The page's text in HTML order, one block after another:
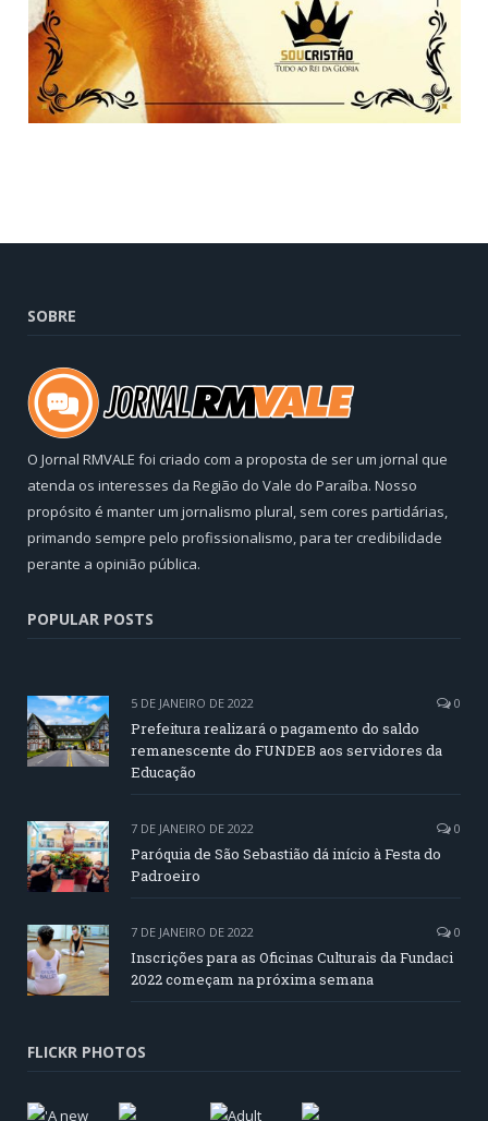
SOBRE
O Jornal RMVALE foi criado com a proposta de ser um jornal que
atenda os interesses da Região do Vale do Paraíba. Nosso
propósito é manter um jornalismo plural, sem cores partidárias,
primando sempre pelo profissionalismo, para ter credibilidade
perante a opinião pública.
POPULAR POSTS
5 DE JANEIRO DE 2022 0
Prefeitura realizará o pagamento do saldo
remanescente do FUNDEB aos servidores da
Educação
7 DE JANEIRO DE 2022 0
Paróquia de São Sebastião dá início à Festa do
Padroeiro
7 DE JANEIRO DE 2022 0
Inscrições para as Oficinas Culturais da Fundaci
2022 começam na próxima semana
FLICKR PHOTOS